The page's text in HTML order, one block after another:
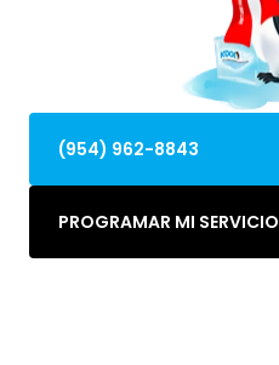
(954) 962-8843
PROGRAMAR MI SERVICIO